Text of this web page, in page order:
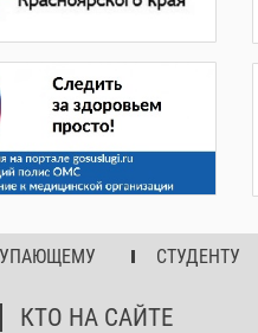
СТУДЕНТУ
КТО НА САЙТЕ